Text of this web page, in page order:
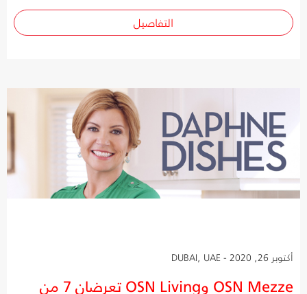
التفاصيل
أكتوبر 26, 2020 - DUBAI, UAE
OSN Mezze وOSN Living تعرضان 7 من